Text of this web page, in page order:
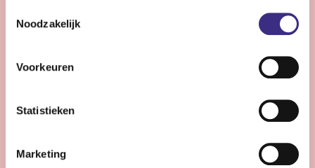
Noodzakelijk
Voorkeuren
Statistieken
Marketing
Stiens
24 - 30 uur | Voltijds, Onbepaalde tijd
Ben jij een persoonlijk begeleider die energie krijgt van
complexe zorg en kleine successen groots weet te
Bekijk vacature